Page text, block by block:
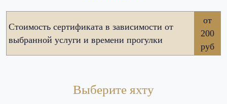
Стоимость сертификата в зависимости от
выбранной услуги и времени прогулки
от
200
руб
Выберите яхту